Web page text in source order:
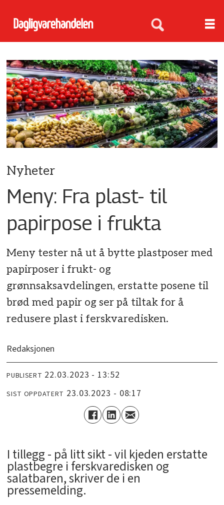
Nyheter
Meny: Fra plast- til
papirpose i frukta
Meny tester nå ut å bytte plastposer med
papirposer i frukt- og
grønnsaksavdelingen, erstatte posene til
brød med papir og ser på tiltak for å
redusere plast i ferskvaredisken.
Redaksjonen
PUBLISERT 22.03.2023 - 13:52
SIST OPPDATERT 23.03.2023 - 08:17
I tillegg - på litt sikt - vil kjeden erstatte
plastbegre i ferskvaredisken og
salatbaren, skriver de i en
pressemelding.